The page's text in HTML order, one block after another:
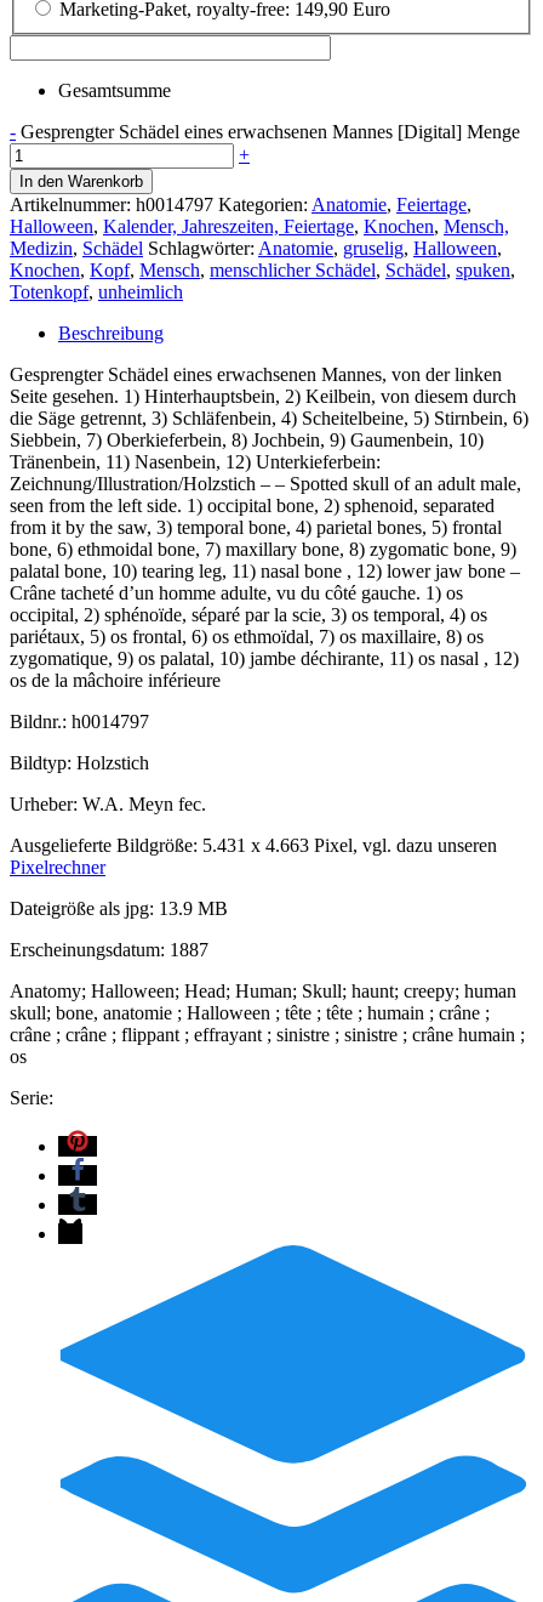
Marketing-Paket, royalty-free: 149,90 Euro
Gesamtsumme
- Gesprengter Schädel eines erwachsenen Mannes [Digital] Menge
+
In den Warenkorb
Artikelnummer: h0014797 Kategorien: Anatomie, Feiertage,
Halloween, Kalender, Jahreszeiten, Feiertage, Knochen, Mensch,
Medizin, Schädel Schlagwörter: Anatomie, gruselig, Halloween,
Knochen, Kopf, Mensch, menschlicher Schädel, Schädel, spuken,
Totenkopf, unheimlich
Beschreibung
Gesprengter Schädel eines erwachsenen Mannes, von der linken
Seite gesehen. 1) Hinterhauptsbein, 2) Keilbein, von diesem durch
die Säge getrennt, 3) Schläfenbein, 4) Scheitelbeine, 5) Stirnbein, 6)
Siebbein, 7) Oberkieferbein, 8) Jochbein, 9) Gaumenbein, 10)
Tränenbein, 11) Nasenbein, 12) Unterkieferbein:
Zeichnung/Illustration/Holzstich – – Spotted skull of an adult male,
seen from the left side. 1) occipital bone, 2) sphenoid, separated
from it by the saw, 3) temporal bone, 4) parietal bones, 5) frontal
bone, 6) ethmoidal bone, 7) maxillary bone, 8) zygomatic bone, 9)
palatal bone, 10) tearing leg, 11) nasal bone , 12) lower jaw bone –
Crâne tacheté d’un homme adulte, vu du côté gauche. 1) os
occipital, 2) sphénoïde, séparé par la scie, 3) os temporal, 4) os
pariétaux, 5) os frontal, 6) os ethmoïdal, 7) os maxillaire, 8) os
zygomatique, 9) os palatal, 10) jambe déchirante, 11) os nasal , 12)
os de la mâchoire inférieure
Bildnr.: h0014797
Bildtyp: Holzstich
Urheber: W.A. Meyn fec.
Ausgelieferte Bildgröße: 5.431 x 4.663 Pixel, vgl. dazu unseren
Pixelrechner
Dateigröße als jpg: 13.9 MB
Erscheinungsdatum: 1887
Anatomy; Halloween; Head; Human; Skull; haunt; creepy; human
skull; bone, anatomie ; Halloween ; tête ; tête ; humain ; crâne ;
crâne ; crâne ; flippant ; effrayant ; sinistre ; sinistre ; crâne humain ;
os
Serie: